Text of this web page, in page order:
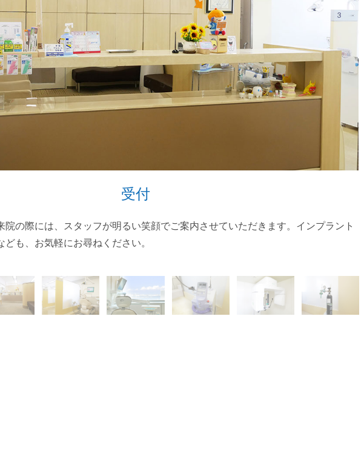
受付
院の際には、スタッフが明るい笑顔でご案内させていただきます。インプラント
も、お気軽にお尋ねください。